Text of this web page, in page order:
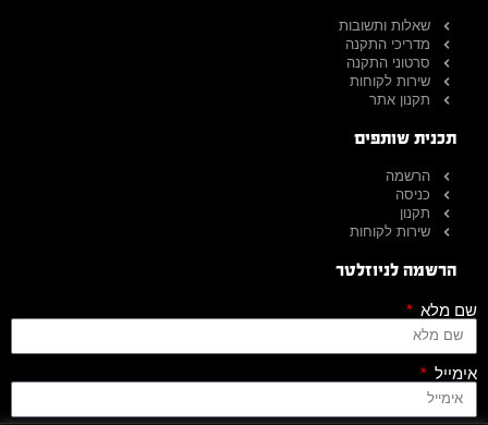
שאלות ותשובות
מדריכי התקנה
סרטוני התקנה
שירות לקוחות
תקנון אתר
תכנית שותפים
הרשמה
כניסה
תקנון
שירות לקוחות
הרשמה לניוזלטר
שם מלא
אימייל